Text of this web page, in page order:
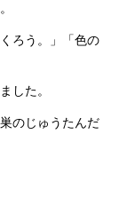
ろう。」「色の
した。
のじゅうたんだ